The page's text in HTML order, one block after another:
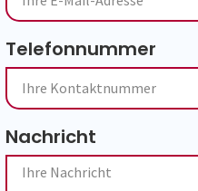
Telefonnummer
Nachricht